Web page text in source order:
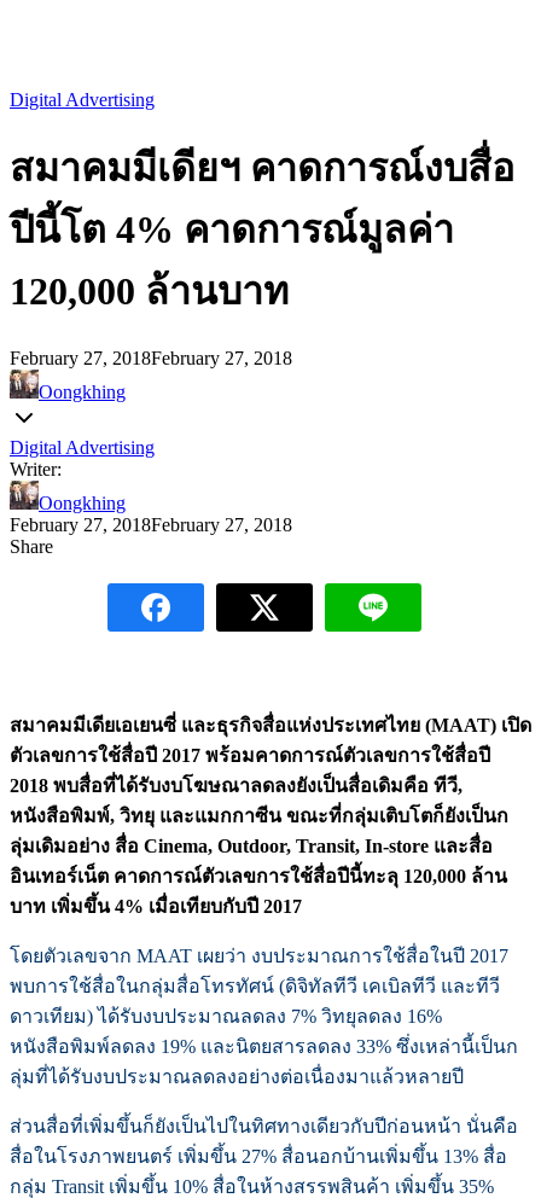
Digital Advertising
สมาคมมีเดียฯ คาดการณ์งบสื่อ
ปีนี้โต 4% คาดการณ์มูลค่า
120,000 ล้านบาท
February 27, 2018February 27, 2018
Oongkhing
Digital Advertising
Writer:
Oongkhing
February 27, 2018February 27, 2018
Share
สมาคมมีเดียเอเยนซี่ และธุรกิจสื่อแห่งประเทศไทย (MAAT) เปิด
ตัวเลขการใช้สื่อปี 2017 พร้อมคาดการณ์ตัวเลขการใช้สื่อปี
2018 พบสื่อที่ได้รับงบโฆษณาลดลงยังเป็นสื่อเดิมคือ ทีวี,
หนังสือพิมพ์, วิทยุ และแมกกาซีน ขณะที่กลุ่มเติบโตก็ยังเป็นก
ลุ่มเดิมอย่าง สื่อ Cinema, Outdoor, Transit, In-store และสื่อ
อินเทอร์เน็ต คาดการณ์ตัวเลขการใช้สื่อปีนี้ทะลุ 120,000 ล้าน
บาท เพิ่มขึ้น 4% เมื่อเทียบกับปี 2017
โดยตัวเลขจาก MAAT เผยว่า งบประมาณการใช้สื่อในปี 2017
พบการใช้สื่อในกลุ่มสื่อโทรทัศน์ (ดิจิทัลทีวี เคเบิลทีวี และทีวี
ดาวเทียม) ได้รับงบประมาณลดลง 7% วิทยุลดลง 16%
หนังสือพิมพ์ลดลง 19% และนิตยสารลดลง 33% ซึ่งเหล่านี้เป็นก
ลุ่มที่ได้รับงบประมาณลดลงอย่างต่อเนื่องมาแล้วหลายปี
ส่วนสื่อที่เพิ่มขึ้นก็ยังเป็นไปในทิศทางเดียวกับปีก่อนหน้า นั่นคือ
สื่อในโรงภาพยนตร์ เพิ่มขึ้น 27% สื่อนอกบ้านเพิ่มขึ้น 13% สื่อ
กลุ่ม Transit เพิ่มขึ้น 10% สื่อในห้างสรรพสินค้า เพิ่มขึ้น 35%